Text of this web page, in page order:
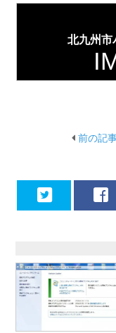
北九州市
前の記